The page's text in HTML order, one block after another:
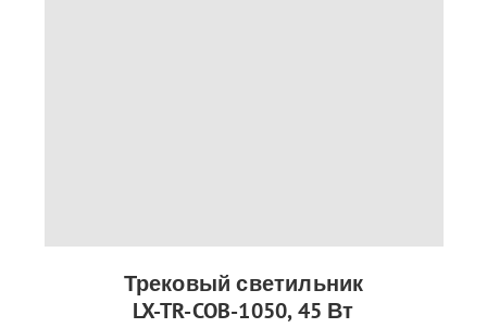
Трековый светильник
LX-TR-COB-1050, 45 Вт